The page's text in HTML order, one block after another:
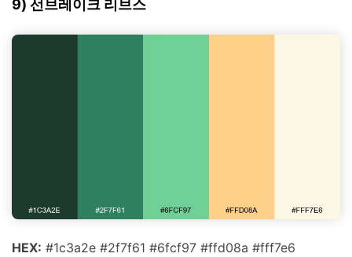
9) 선브레이크 리브스
HEX: #1c3a2e #2f7f61 #6fcf97 #ffd08a #fff7e6